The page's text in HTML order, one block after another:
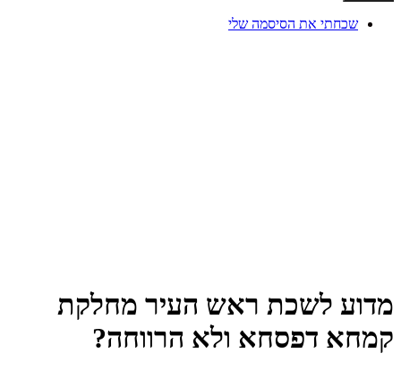
שכחתי את הסיסמה שלי
מדוע לשכת ראש העיר מחלקת
קמחא דפסחא ולא הרווחה?